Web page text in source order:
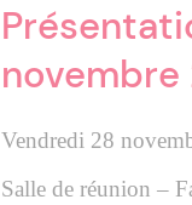
Vendredi 28
Salle de réunion –